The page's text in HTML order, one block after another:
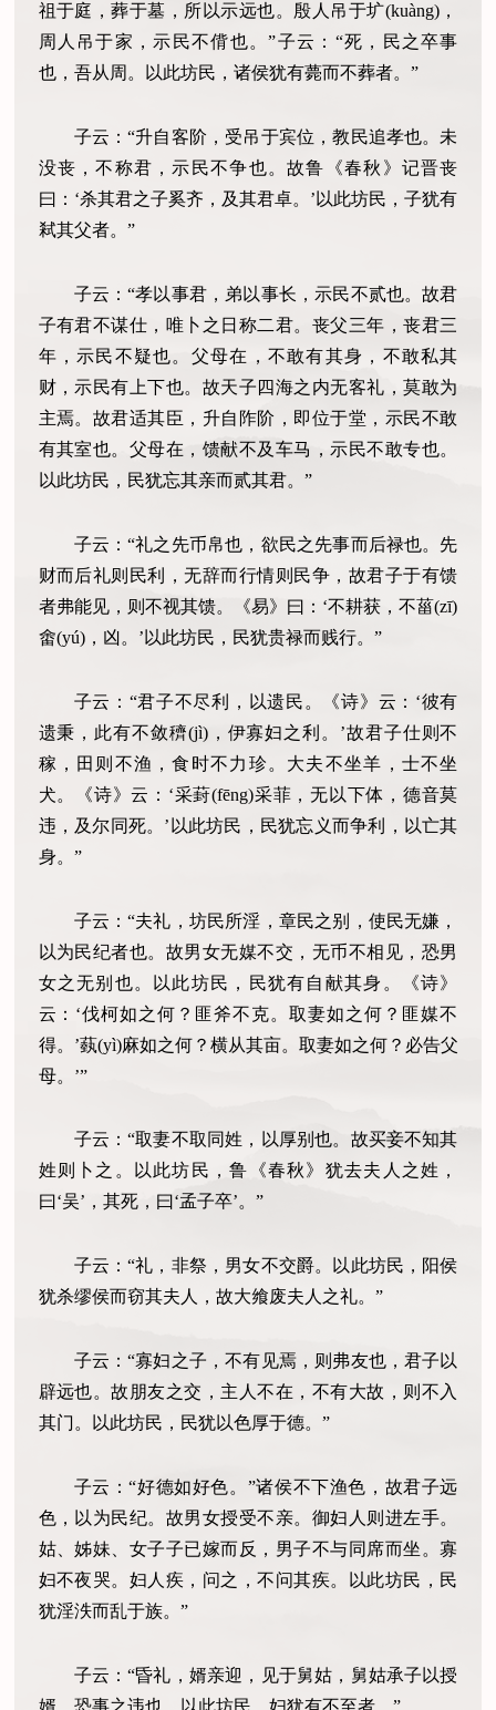
祖于庭，葬于墓，所以示远也。殷人吊于圹(kuàng)，
周人吊于家，示民不偝也。”子云：“死，民之卒事
也，吾从周。以此坊民，诸侯犹有薨而不葬者。”
子云：“升自客阶，受吊于宾位，教民追孝也。未
没丧，不称君，示民不争也。故鲁《春秋》记晋丧
曰：‘杀其君之子奚齐，及其君卓。’以此坊民，子犹有
弒其父者。”
子云：“孝以事君，弟以事长，示民不贰也。故君
子有君不谋仕，唯卜之日称二君。丧父三年，丧君三
年，示民不疑也。父母在，不敢有其身，不敢私其
财，示民有上下也。故天子四海之内无客礼，莫敢为
主焉。故君适其臣，升自阼阶，即位于堂，示民不敢
有其室也。父母在，馈献不及车马，示民不敢专也。
以此坊民，民犹忘其亲而贰其君。”
子云：“礼之先币帛也，欲民之先事而后禄也。先
财而后礼则民利，无辞而行情则民争，故君子于有馈
者弗能见，则不视其馈。《易》曰：‘不耕获，不菑(zī)
畬(yú)，凶。’以此坊民，民犹贵禄而贱行。”
子云：“君子不尽利，以遗民。《诗》云：‘彼有
遗秉，此有不敛穧(jì)，伊寡妇之利。’故君子仕则不
稼，田则不渔，食时不力珍。大夫不坐羊，士不坐
犬。《诗》云：‘采葑(fēng)采菲，无以下体，德音莫
违，及尔同死。’以此坊民，民犹忘义而争利，以亡其
身。”
子云：“夫礼，坊民所淫，章民之别，使民无嫌，
以为民纪者也。故男女无媒不交，无币不相见，恐男
女之无别也。以此坊民，民犹有自献其身。《诗》
云：‘伐柯如之何？匪斧不克。取妻如之何？匪媒不
得。’蓺(yì)麻如之何？横从其亩。取妻如之何？必告父
母。’”
子云：“取妻不取同姓，以厚别也。故买妾不知其
姓则卜之。以此坊民，鲁《春秋》犹去夫人之姓，
曰‘吴’，其死，曰‘孟子卒’。”
子云：“礼，非祭，男女不交爵。以此坊民，阳侯
犹杀缪侯而窃其夫人，故大飨废夫人之礼。”
子云：“寡妇之子，不有见焉，则弗友也，君子以
辟远也。故朋友之交，主人不在，不有大故，则不入
其门。以此坊民，民犹以色厚于德。”
子云：“好德如好色。”诸侯不下渔色，故君子远
色，以为民纪。故男女授受不亲。御妇人则进左手。
姑、姊妹、女子子已嫁而反，男子不与同席而坐。寡
妇不夜哭。妇人疾，问之，不问其疾。以此坊民，民
犹淫泆而乱于族。”
子云：“昏礼，婿亲迎，见于舅姑，舅姑承子以授
婿，恐事之违也。以此坊民，妇犹有不至者。”